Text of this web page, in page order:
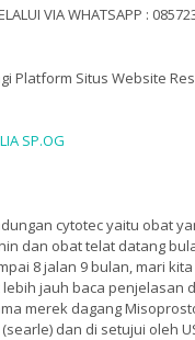
VIA WHATSAPP :
Platform Situs Website
SP.OG
cytotec yaitu obat
dan obat telat datang
8 jalan 9 bulan, mari
jauh baca penjelasan
merek dagang
dan di setujui oleh